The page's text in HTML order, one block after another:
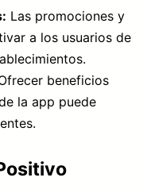
Las promociones y
a los usuarios de
beneficios
la app puede